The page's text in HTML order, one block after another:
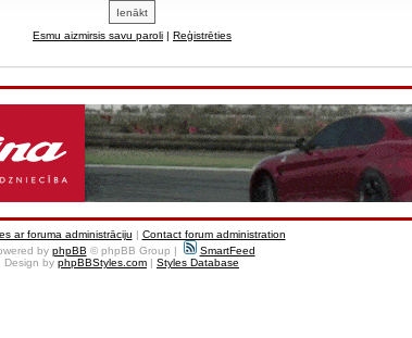
Esmu aizmirsis savu paroli | Reģistrēties
ar foruma administrāciju | Contact forum administration
by phpBB © phpBB Group |
SmartFeed
Design by phpBBStyles.com | Styles Database